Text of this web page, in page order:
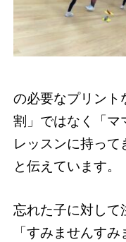
の必要なプリント
割」ではなく「マ
レッスンに持って
と伝えています。
忘れた子に対して
「すみませんす